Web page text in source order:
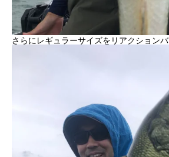
さらにレギュラーサイズをリアクション